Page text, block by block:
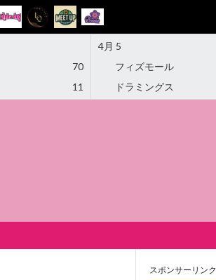
70
11
4月 5
フィズモール
ドラミングス
スポンサーリンク